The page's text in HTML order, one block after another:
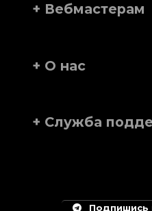
+ Вебмастерам
+ О нас
+ Служба
Подпишись